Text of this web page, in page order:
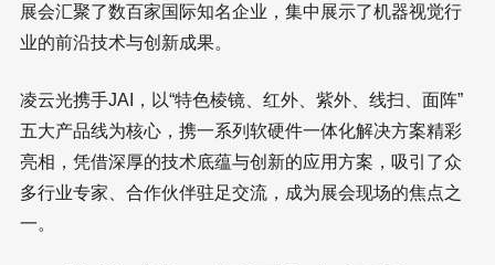
展会汇聚了数百家国际知名企业，集中展示了机器视觉行
业的前沿技术与创新成果。
凌云光携手JAI，以“特色棱镜、红外、紫外、线扫、面阵”
五大产品线为核心，携一系列软硬件一体化解决方案精彩
亮相，凭借深厚的技术底蕴与创新的应用方案，吸引了众
多行业专家、合作伙伴驻足交流，成为展会现场的焦点之
一。